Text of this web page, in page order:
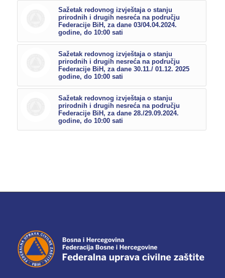
Sažetak redovnog izvještaja o stanju
prirodnih i drugih nesreća na području
Federacije BiH, za dane 03/04.04.2024.
godine, do 10:00 sati
Sažetak redovnog izvještaja o stanju
prirodnih i drugih nesreća na području
Federacije BiH, za dane 30.11./ 01.12. 2025
godine, do 10:00 sati
Sažetak redovnog izvještaja o stanju
prirodnih i drugih nesreća na području
Federacije BiH, za dane 28./29.09.2024.
godine, do 10:00 sati